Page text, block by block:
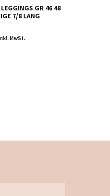
GR 46 48
7/8 LANG
MwSt.